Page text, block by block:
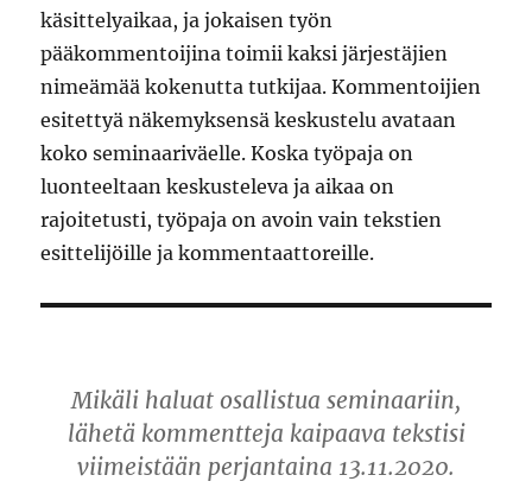
käsittelyaikaa, ja jokaisen työn
pääkommentoijina toimii kaksi järjestäjien
nimeämää kokenutta tutkijaa. Kommentoijien
esitettyä näkemyksensä keskustelu avataan
koko seminaariväelle. Koska työpaja on
luonteeltaan keskusteleva ja aikaa on
rajoitetusti, työpaja on avoin vain tekstien
esittelijöille ja kommentaattoreille.
Mikäli haluat osallistua seminaariin,
lähetä kommentteja kaipaava tekstisi
viimeistään perjantaina 13.11.2020.